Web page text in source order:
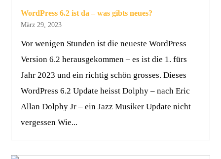
WordPress 6.2 ist da – was gibts neues?
März 29, 2023
Vor wenigen Stunden ist die neueste WordPress
Version 6.2 herausgekommen – es ist die 1. fürs
Jahr 2023 und ein richtig schön grosses. Dieses
WordPress 6.2 Update heisst Dolphy – nach Eric
Allan Dolphy Jr – ein Jazz Musiker Update nicht
vergessen Wie...